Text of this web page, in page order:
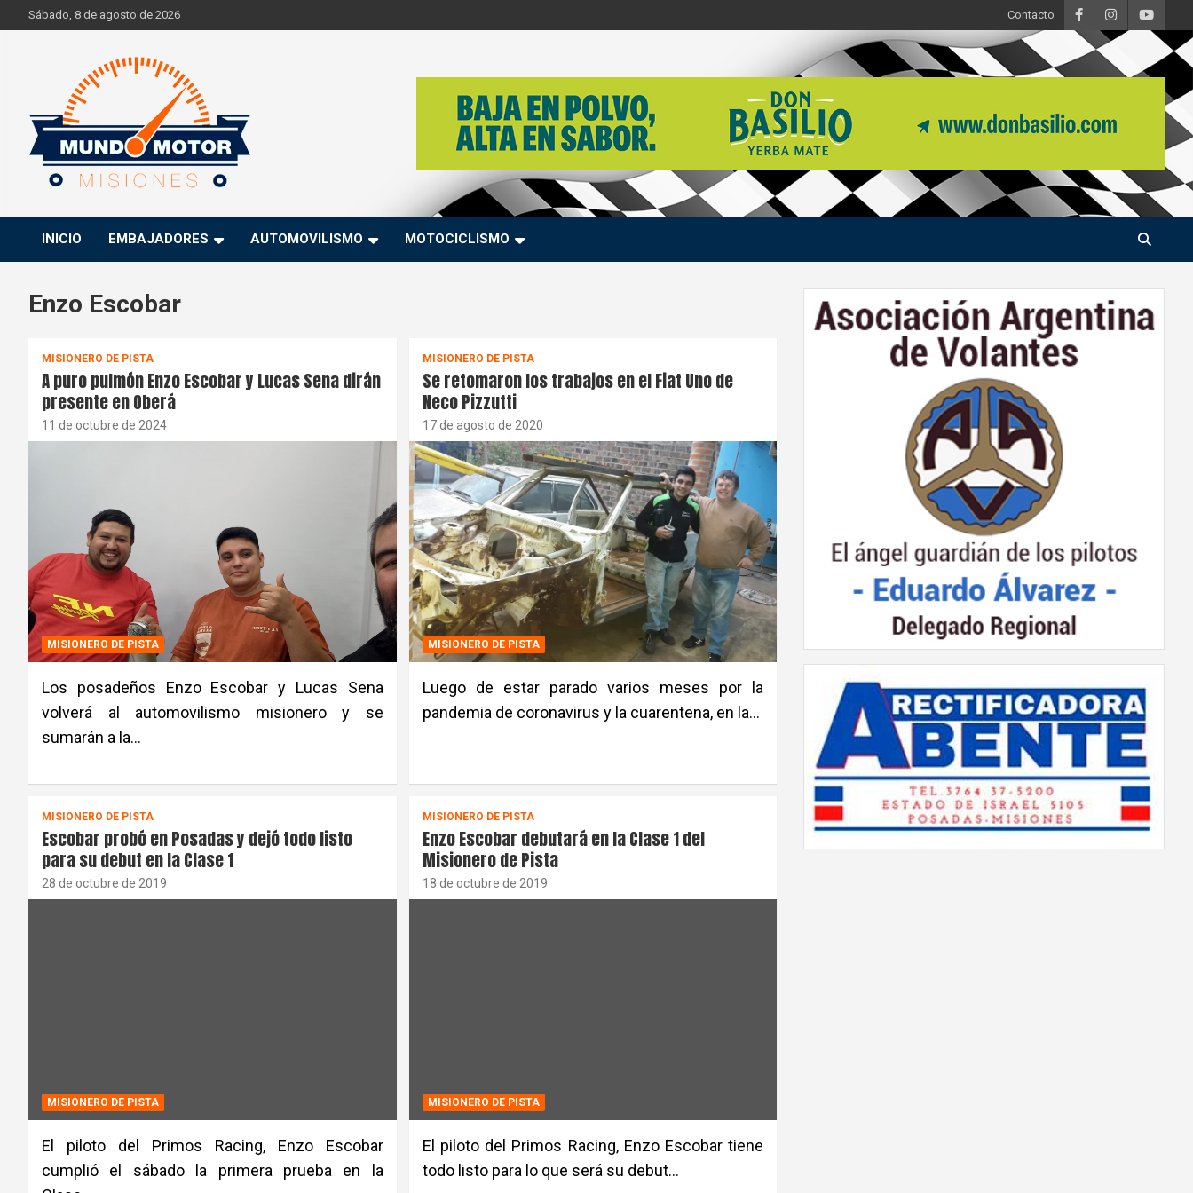
to
Sábado, 8 de agosto de 2026 Contacto
Mundo Motor Misiones
INICIO EMBAJADORES AUTOMOVILISMO MOTOCICLISMO
Enzo Escobar
MISIONERO DE PISTA
A puro pulmón Enzo Escobar y Lucas Sena dirán
presente en Oberá
11 de octubre de 2024
MISIONERO DE PISTA
Los posadeños Enzo Escobar y Lucas Sena
volverá al automovilismo misionero y se
sumarán a la…
MISIONERO DE PISTA
Se retomaron los trabajos en el Fiat Uno de
Neco Pizzutti
17 de agosto de 2020
MISIONERO DE PISTA
Luego de estar parado varios meses por la
pandemia de coronavirus y la cuarentena, en la…
MISIONERO DE PISTA
Escobar probó en Posadas y dejó todo listo
para su debut en la Clase 1
28 de octubre de 2019
MISIONERO DE PISTA
El piloto del Primos Racing, Enzo Escobar
cumplió el sábado la primera prueba en la
MISIONERO DE PISTA
Enzo Escobar debutará en la Clase 1 del
Misionero de Pista
18 de octubre de 2019
MISIONERO DE PISTA
El piloto del Primos Racing, Enzo Escobar tiene
todo listo para lo que será su debut…